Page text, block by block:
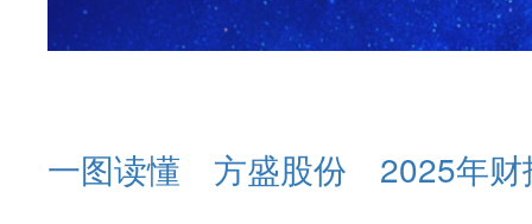
一图读懂 方盛股份 2025年财